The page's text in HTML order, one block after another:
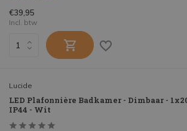
€39,95
Incl. btw
Lucide
LED Plafonnière Badkamer - Dimbaar -
IP44 - Wit